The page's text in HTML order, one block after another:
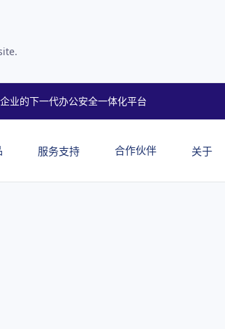
业的下一代办公安全一体化平台
服务支持 合作伙伴 关于